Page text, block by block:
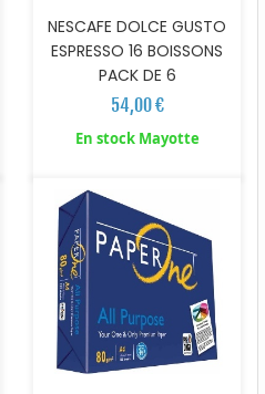
NESCAFE DOLCE GUSTO
ESPRESSO 16 BOISSONS
PACK DE 6
54,00 €
En stock Mayotte